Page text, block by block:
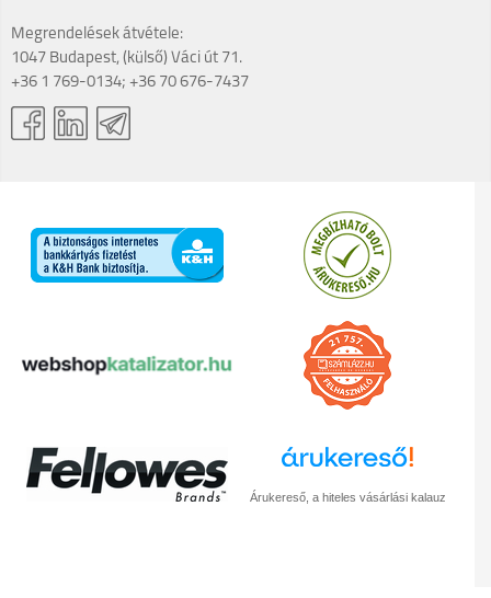
Megrendelések átvétele:
1047 Budapest, (külső) Váci út 71.
+36 1 769-0134; +36 70 676-7437
Árukereső, a hiteles vásárlási kalauz